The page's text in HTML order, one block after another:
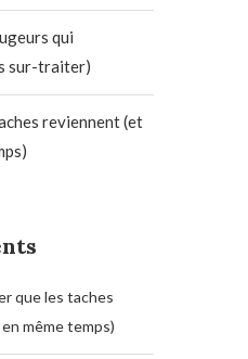
qui
sur-traiter)
reviennent (et
que les taches
même temps)